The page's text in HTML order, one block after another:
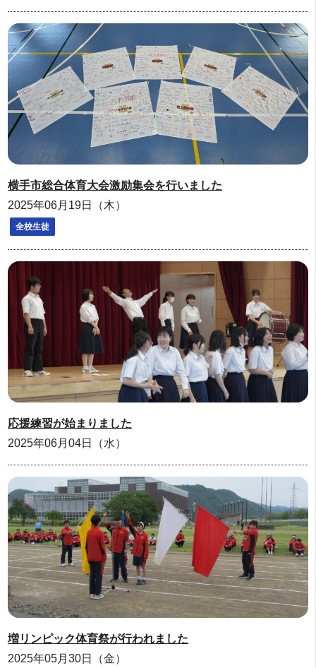
横手市総合体育大会激励集会を行いました
2025年06月19日（木）
全校生徒
応援練習が始まりました
2025年06月04日（水）
増リンピック体育祭が行われました
2025年05月30日（金）